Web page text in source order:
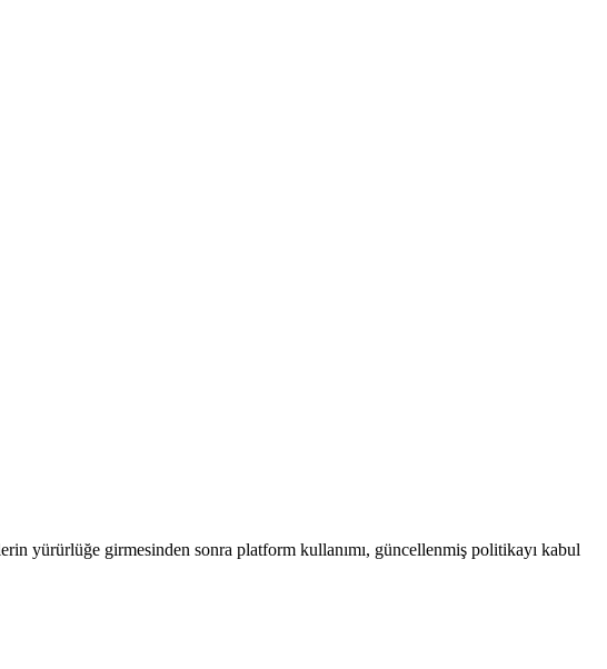
yürürlüğe girmesinden sonra platform kullanımı, güncellenmiş politikayı kabul